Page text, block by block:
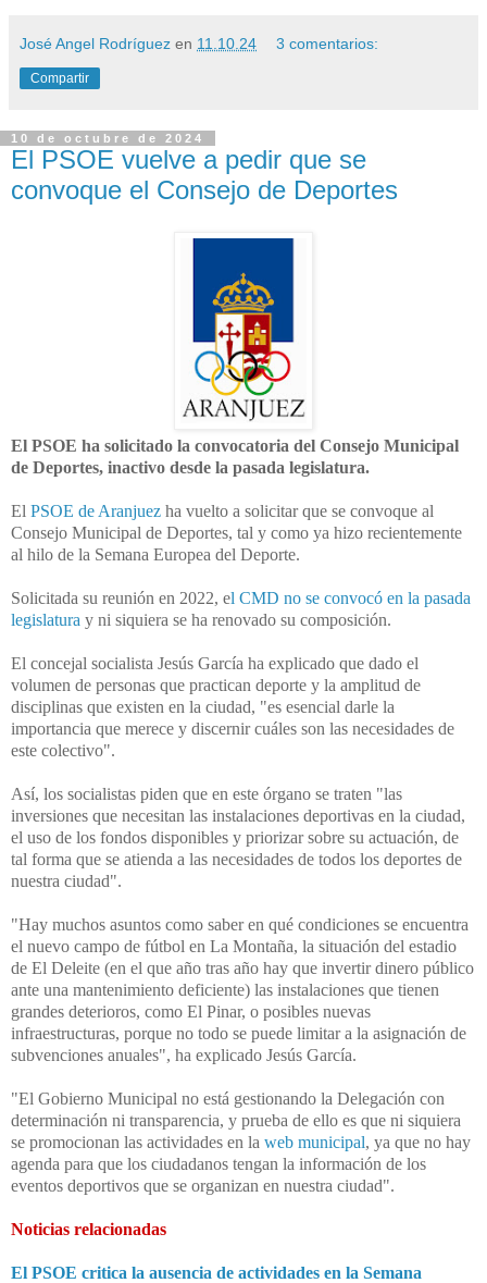
José Angel Rodríguez en 11.10.24 3 comentarios:
Compartir
10 de octubre de 2024
El PSOE vuelve a pedir que se
convoque el Consejo de Deportes
El PSOE ha solicitado la convocatoria del Consejo Municipal
de Deportes, inactivo desde la pasada legislatura.
El PSOE de Aranjuez ha vuelto a solicitar que se convoque al
Consejo Municipal de Deportes, tal y como ya hizo recientemente
al hilo de la Semana Europea del Deporte.
Solicitada su reunión en 2022, el CMD no se convocó en la pasada
legislatura y ni siquiera se ha renovado su composición.
El concejal socialista Jesús García ha explicado que dado el
volumen de personas que practican deporte y la amplitud de
disciplinas que existen en la ciudad, "es esencial darle la
importancia que merece y discernir cuáles son las necesidades de
este colectivo".
Así, los socialistas piden que en este órgano se traten "las
inversiones que necesitan las instalaciones deportivas en la ciudad,
el uso de los fondos disponibles y priorizar sobre su actuación, de
tal forma que se atienda a las necesidades de todos los deportes de
nuestra ciudad".
"Hay muchos asuntos como saber en qué condiciones se encuentra
el nuevo campo de fútbol en La Montaña, la situación del estadio
de El Deleite (en el que año tras año hay que invertir dinero público
ante una mantenimiento deficiente) las instalaciones que tienen
grandes deterioros, como El Pinar, o posibles nuevas
infraestructuras, porque no todo se puede limitar a la asignación de
subvenciones anuales", ha explicado Jesús García.
"El Gobierno Municipal no está gestionando la Delegación con
determinación ni transparencia, y prueba de ello es que ni siquiera
se promocionan las actividades en la web municipal, ya que no hay
agenda para que los ciudadanos tengan la información de los
eventos deportivos que se organizan en nuestra ciudad".
Noticias relacionadas
El PSOE critica la ausencia de actividades en la Semana